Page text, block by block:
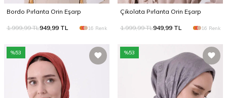
Bordo Pırlanta Orin Eşarp
1.999,99TL949,99 TL 16 Renk
Çikolata Pırlanta Orin Eşarp
1.999,99TL949,99 TL 16 Renk
%53 %53